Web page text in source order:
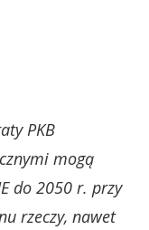
PKB
mogą
do 2050 r. przy
rzeczy, nawet